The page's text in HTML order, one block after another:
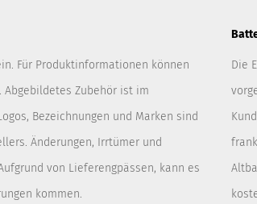
Für Produktinformationen können
Zubehör ist im
Bezeichnungen und Marken sind
Änderungen, Irrtümer und
von Lieferengpässen, kann es
kommen.
Die